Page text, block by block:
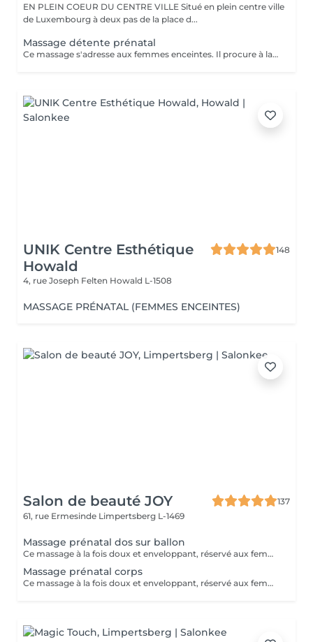
EN PLEIN COEUR DU CENTRE VILLE Situé en plein centre ville
de Luxembourg à deux pas de la place d...
Massage détente prénatal
Ce massage s'adresse aux femmes enceintes. Il procure à la future maman un grand moment de réconfort, réduit le stress, soulage les douleurs aux jambes et atténue l'inconfort de la pression du nerf sciatique. A partir du troisième mois jusqu'au terme de la grossesse.
UNIK Centre Esthétique
Howald
148
4, rue Joseph Felten Howald L-1508
MASSAGE PRÉNATAL (FEMMES ENCEINTES)
Salon de beauté JOY
137
61, rue Ermesinde Limpertsberg L-1469
Massage prénatal dos sur ballon
Ce massage à la fois doux et enveloppant, réservé aux femmes enceintes dès le 3ème mois de grossesse . Il permettra de vous détendre des tensions occasionnées par votre grossesse . Ne laissez pas la fatigue et les courbatures vous empêcher de profiter de ce beau moment .
Massage prénatal corps
Ce massage à la fois doux et enveloppant, réservé aux femmes enceintes dès le 3ème de grossesse . Il permettra de vous détendre des tensions occasionnées par votre grossesse . Ne laissez pas la fatigue et les courbatures vous empêcher de profiter de ce beau moment .